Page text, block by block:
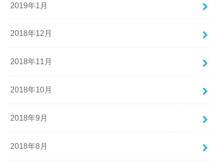
2019年1月
2018年12月
2018年11月
2018年10月
2018年9月
2018年8月